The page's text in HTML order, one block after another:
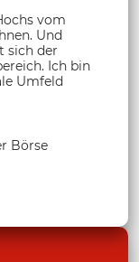
vom
Und
sich der
Ich bin
Umfeld
Börse